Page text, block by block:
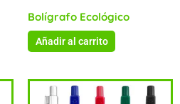
Bolígrafo Ecológico
Añadir al carrito